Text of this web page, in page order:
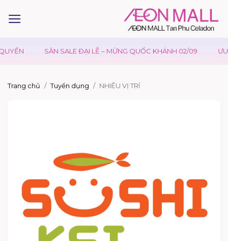
SĂN SALE ĐẠI LỄ – MỪNG QUỐC KHÁNH 02/09 ƯU
Trang chủ Tuyển dụng NHIỀU VỊ TRÍ